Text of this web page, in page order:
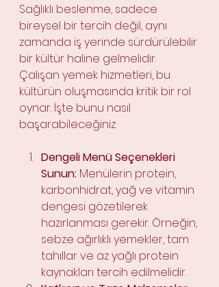
Sağlıklı beslenme, sadece
bireysel bir tercih değil, aynı
zamanda iş yerinde sürdürülebilir
bir kültür haline gelmelidir.
Çalışan yemek hizmetleri, bu
kültürün oluşmasında kritik bir rol
oynar. İşte bunu nasıl
başarabileceğiniz:
Dengeli Menü Seçenekleri
Sunun: Menülerin protein,
karbonhidrat, yağ ve vitamin
dengesi gözetilerek
hazırlanması gerekir. Örneğin,
sebze ağırlıklı yemekler, tam
tahıllar ve az yağlı protein
kaynakları tercih edilmelidir.